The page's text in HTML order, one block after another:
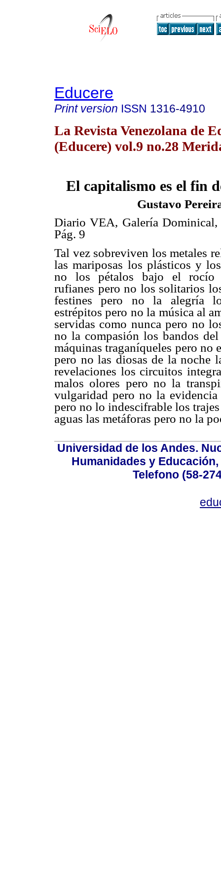
Educere
Print version ISSN 1316-4910
La Revista Venezolana de
(Educere) vol.9 no.28
El capitalismo es el fin
Gustavo
Diario VEA, Galería
Pág. 9
Tal vez sobreviven los metales
las mariposas los plásticos y
no los pétalos bajo el rocío
rufianes pero no los solitarios
festines pero no la alegría
estrépitos pero no la música al
servidas como nunca pero no
no la compasión los bandos
máquinas traganíqueles pero no
pero no las diosas de la noche
revelaciones los circuitos
malos olores pero no la
vulgaridad pero no la
pero no lo indescifrable los
aguas las metáforas pero no la
Universidad de los Andes.
Humanidades y
Telefono (58-